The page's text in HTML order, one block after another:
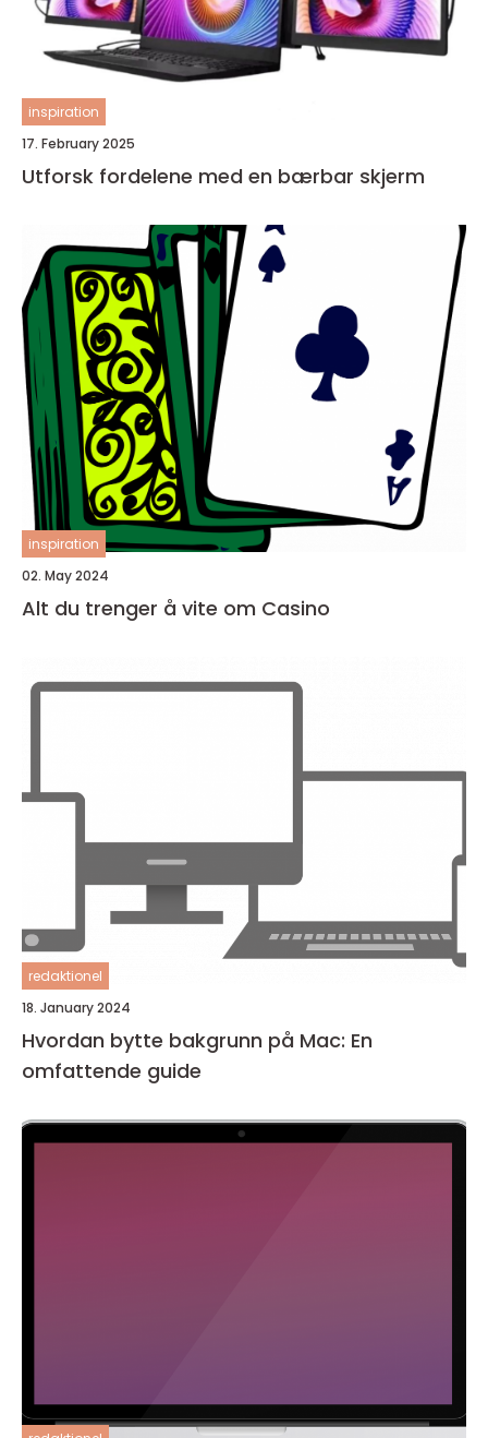
inspiration
17. February 2025
Utforsk fordelene med en bærbar skjerm
inspiration
02. May 2024
Alt du trenger å vite om Casino
redaktionel
18. January 2024
Hvordan bytte bakgrunn på Mac: En
omfattende guide